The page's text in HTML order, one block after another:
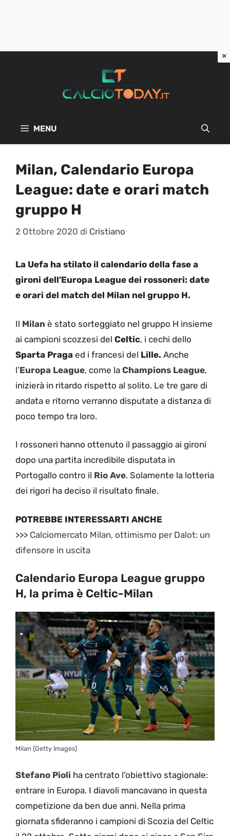
MENU
Milan, Calendario Europa
League: date e orari match
gruppo H
2 Ottobre 2020 di Cristiano
La Uefa ha stilato il calendario della fase a
gironi dell’Europa League dei rossoneri: date
e orari del match del Milan nel gruppo H.
Il Milan è stato sorteggiato nel gruppo H insieme
ai campioni scozzesi del Celtic, i cechi dello
Sparta Praga ed i francesi del Lille. Anche
l’Europa League, come la Champions League,
inizierà in ritardo rispetto al solito. Le tre gare di
andata e ritorno verranno disputate a distanza di
poco tempo tra loro.
I rossoneri hanno ottenuto il passaggio ai gironi
dopo una partita incredibile disputata in
Portogallo contro il Rio Ave. Solamente la lotteria
dei rigori ha deciso il risultato finale.
POTREBBE INTERESSARTI ANCHE
>>> Calciomercato Milan, ottimismo per Dalot: un
difensore in uscita
Calendario Europa League gruppo
H, la prima è Celtic-Milan
Milan (Getty Images)
Stefano Pioli ha centrato l’obiettivo stagionale:
entrare in Europa. I diavoli mancavano in questa
competizione da ben due anni. Nella prima
giornata sfideranno i campioni di Scozia del Celtic